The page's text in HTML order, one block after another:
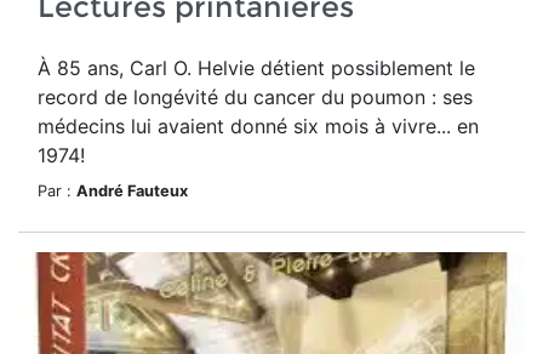
À 85 ans, Carl O. Helvie détient possiblement le
record de longévité du cancer du poumon : ses
médecins lui avaient donné six mois à vivre... en
1974!
Par : André Fauteux